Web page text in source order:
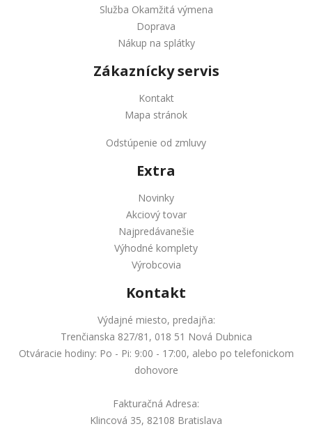
Služba Okamžitá výmena
Doprava
Nákup na splátky
Zákaznícky servis
Kontakt
Mapa stránok
Odstúpenie od zmluvy
Extra
Novinky
Akciový tovar
Najpredávanešie
Výhodné komplety
Výrobcovia
Kontakt
Výdajné miesto, predajňa:
Trenčianska 827/81, 018 51 Nová Dubnica
Otváracie hodiny: Po - Pi: 9:00 - 17:00, alebo po telefonickom
dohovore
Fakturačná Adresa:
Klincová 35, 82108 Bratislava